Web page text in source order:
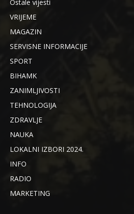
Ostale vijesti
VRIJEME
MAGAZIN
SERVISNE INFORMACIJE
SPORT
BIHAMK
ZANIMLJIVOSTI
TEHNOLOGIJA
ZDRAVLJE
NAUKA
LOKALNI IZBORI 2024.
INFO
RADIO
MARKETING